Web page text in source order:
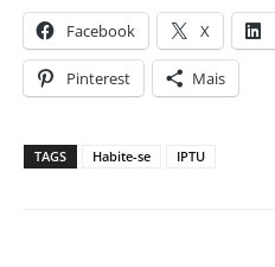
Facebook X
Pinterest Mais
TAGS Habite-se IPTU